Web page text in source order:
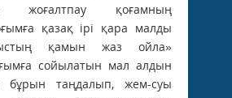
жоғалтпау қоғамның
қазақ ірі қара малды
қамын жаз ойла»
сойылатын мал алдын
таңдалып, жем-суы